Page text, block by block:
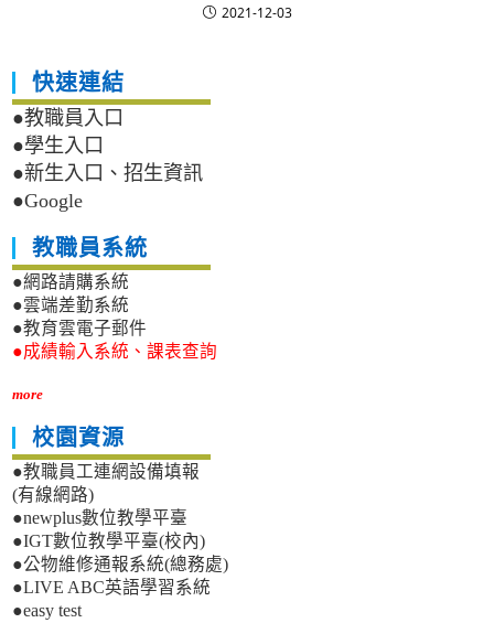
2021-12-03
快速連結
●教職員入口
●學生入口
●新生入口、招生資訊
●Google
教職員系統
●網路請購系統
●雲端差勤系統
●教育雲電子郵件
●成績輸入系統、課表查詢
more
校園資源
●教職員工連網設備填報
(有線網路)
●newplus數位教學平臺
●IGT數位教學平臺(校內)
●公物維修通報系統(總務處)
●LIVE ABC英語學習系統
●easy test